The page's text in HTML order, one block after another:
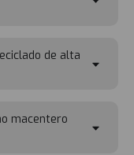
de alta
macentero